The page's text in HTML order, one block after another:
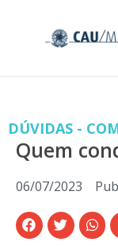
DÚVIDAS -
Quem
06/07/2023